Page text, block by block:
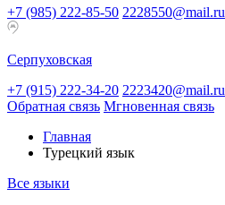
+7 (985) 222-85-50 2228550@mail.ru
Серпуховская
+7 (915) 222-34-20 2223420@mail.ru
Обратная связь Мгновенная связь
Главная
Турецкий язык
Все языки